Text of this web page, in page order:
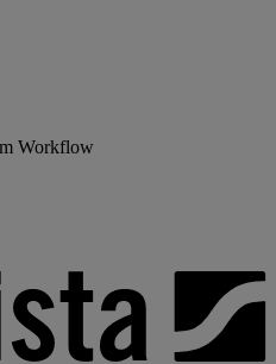
Workflow